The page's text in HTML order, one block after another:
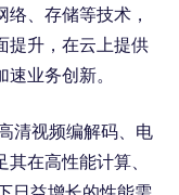
、存储等技术，
提升，在云上提供
业务创新。
清视频编解码、电
在高性能计算、